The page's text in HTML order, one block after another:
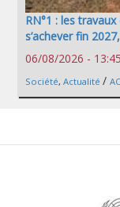
RN°1 : les
s’achever fin
06/08/2026 - 13:45
Société, Actualité /